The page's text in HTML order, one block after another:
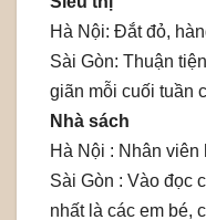
Hà Nội: Đắt đỏ,
Sài Gòn: Thuận
giãn mỗi cuối tuần
Nhà sách
Hà Nội : Nhân viên
Sài Gòn : Vào đọc
nhất là các em bé,